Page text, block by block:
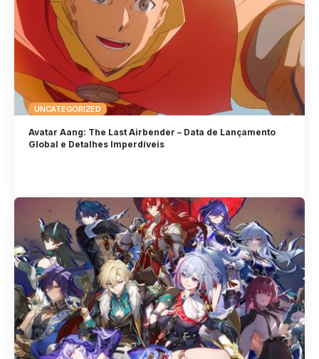
UNCATEGORIZED
Avatar Aang: The Last Airbender – Data de Lançamento
Global e Detalhes Imperdíveis